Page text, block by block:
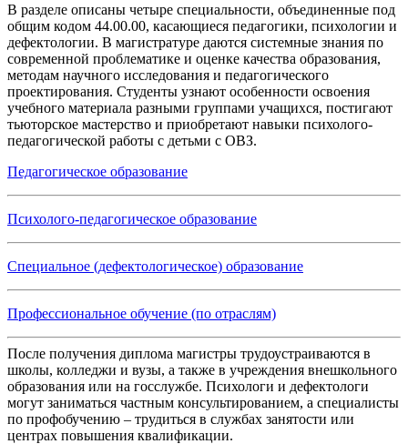
В разделе описаны четыре специальности, объединенные под
общим кодом 44.00.00, касающиеся педагогики, психологии и
дефектологии. В магистратуре даются системные знания по
современной проблематике и оценке качества образования,
методам научного исследования и педагогического
проектирования. Студенты узнают особенности освоения
учебного материала разными группами учащихся, постигают
тьюторское мастерство и приобретают навыки психолого-
педагогической работы с детьми с ОВЗ.
Педагогическое образование
Психолого-педагогическое образование
Специальное (дефектологическое) образование
Профессиональное обучение (по отраслям)
После получения диплома магистры трудоустраиваются в
школы, колледжи и вузы, а также в учреждения внешкольного
образования или на госслужбе. Психологи и дефектологи
могут заниматься частным консультированием, а специалисты
по профобучению – трудиться в службах занятости или
центрах повышения квалификации.